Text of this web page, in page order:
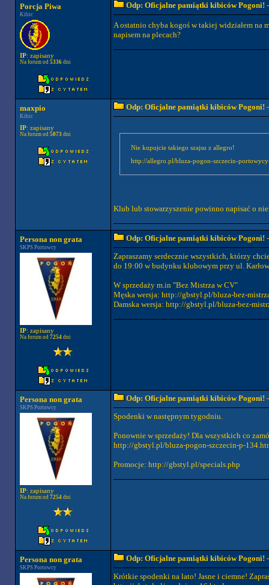
Porcja Piwa
Kibic
IP: zapisany
Na forum od 5336dni
Odp: Oficjalne pamiątki kibiców Pogoni!
A ostatnio chyba kogoś w takiej widziałem na
napisem na plecach?
maxpio
Kibic
IP: zapisany
Na forum od 5073 dni
Odp: Oficjalne pamiątki kibiców Pogoni!
Nie kupujcie takiego szajsu z allegro!
http://allegro.pl/bluza-pogon-szczecin-
Klub lub stowarzyszenie powinno napisać o
Persona non grata
SKPS Portowcy
IP: zapisany
Na forum od 7254dni
Odp: Oficjalne pamiątki kibiców Pogoni!
Zapraszamy serdecznie wszystkich, którzy
do 19:00 w budynku klubowym przy ul.
W sprzedaży m.in "Bez Mistrza w CV"
Męska wersja: http://gbstyl.pl/bluza-bez-
Damska wersja: http://gbstyl.pl/bluza-bez-
Persona non grata
SKPS Portowcy
IP: zapisany
Na forum od 7254dni
Odp: Oficjalne pamiątki kibiców Pogoni!
Spodenki w następnym tygodniu.
Ponownie w sprzedaży! Dla wszystkich co
http://gbstyl.pl/bluza-pogon-szczecin-p-
Promocje: http://gbstyl.pl/specials.php
Persona non grata
SKPS Portowcy
Odp: Oficjalne pamiątki kibiców Pogoni!
Krótkie spodenki na lato! Jasne i ciemne!